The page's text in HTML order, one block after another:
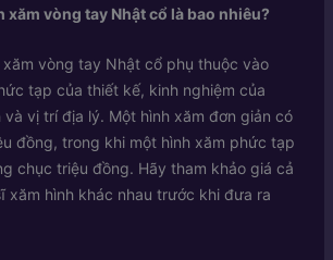
xăm vòng tay Nhật cổ là bao nhiêu?
xăm vòng tay Nhật cổ phụ thuộc vào
tạp của thiết kế, kinh nghiệm của
và vị trí địa lý. Một hình xăm đơn giản có
đồng, trong khi một hình xăm phức tạp
chục triệu đồng. Hãy tham khảo giá cả
xăm hình khác nhau trước khi đưa ra